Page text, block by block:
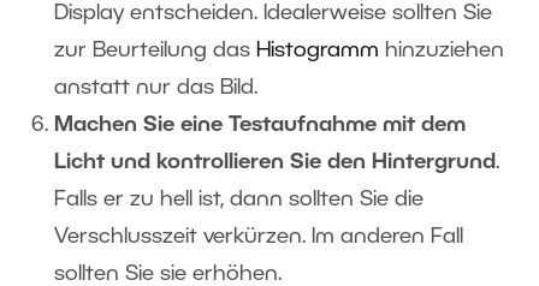
Display entscheiden. Idealerweise sollten Sie
zur Beurteilung das Histogramm hinzuziehen
anstatt nur das Bild.
Machen Sie eine Testaufnahme mit dem
Licht und kontrollieren Sie den Hintergrund.
Falls er zu hell ist, dann sollten Sie die
Verschlusszeit verkürzen. Im anderen Fall
sollten Sie sie erhöhen.